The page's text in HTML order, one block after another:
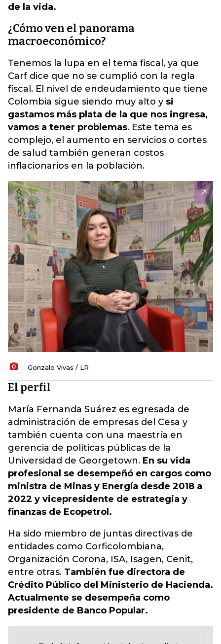
de la vida.
¿Cómo ven el panorama
macroeconómico?
Tenemos la lupa en el tema fiscal, ya que
Carf dice que no se cumplió con la regla
fiscal. El nivel de endeudamiento que tiene
Colombia sigue siendo muy alto y si
gastamos más plata de la que nos ingresa,
vamos a tener problemas. Este tema es
complejo, el aumento en servicios o cortes
de salud también generan costos
inflacionarios en la población.
Gonzalo Vivas / LR
El perfil
María Fernanda Suárez es egresada de
administración de empresas del Cesa y
también cuenta con una maestría en
gerencia de políticas públicas de la
Universidad de Georgetown. En su vida
profesional se desempeñó en cargos como
ministra de Minas y Energía desde 2018 a
2022 y vicepresidente de estrategia y
finanzas de Ecopetrol.
Ha sido miembro de juntas directivas de
entidades como Corficolombiana,
Organización Corona, ISA, Isagen, Cenit,
entre otras. También fue directora de
Crédito Público del Ministerio de Hacienda.
Actualmente se desempeña como
presidente de Banco Popular.